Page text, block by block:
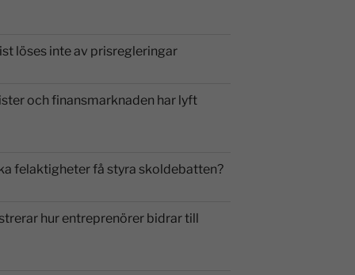
löses inte av prisregleringar
och finansmarknaden har lyft
felaktigheter få styra skoldebatten?
hur entreprenörer bidrar till